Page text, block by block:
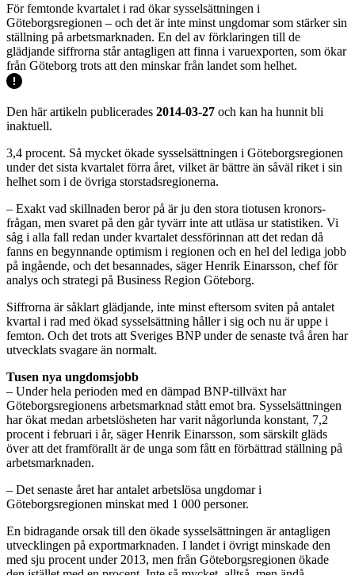
För femtonde kvartalet i rad ökar sysselsättningen i
Göteborgsregionen – och det är inte minst ungdomar som stärker sin
ställning på arbetsmarknaden. En del av förklaringen till de
glädjande siffrorna står antagligen att finna i varuexporten, som ökar
från Göteborg trots att den minskar från landet som helhet.
Den här artikeln publicerades 2014-03-27 och kan ha hunnit bli
inaktuell.
3,4 procent. Så mycket ökade sysselsättningen i Göteborgsregionen
under det sista kvartalet förra året, vilket är bättre än såväl riket i sin
helhet som i de övriga storstadsregionerna.
– Exakt vad skillnaden beror på är ju den stora tiotusen kronors-
frågan, men svaret på den går tyvärr inte att utläsa ur statistiken. Vi
såg i alla fall redan under kvartalet dessförinnan att det redan då
fanns en begynnande optimism i regionen och en hel del lediga jobb
på ingående, och det besannades, säger Henrik Einarsson, chef för
analys och strategi på Business Region Göteborg.
Siffrorna är såklart glädjande, inte minst eftersom sviten på antalet
kvartal i rad med ökad sysselsättning håller i sig och nu är uppe i
femton. Och det trots att Sveriges BNP under de senaste två åren har
utvecklats svagare än normalt.
Tusen nya ungdomsjobb
– Under hela perioden med en dämpad BNP-tillväxt har
Göteborgsregionens arbetsmarknad stått emot bra. Sysselsättningen
har ökat medan arbetslösheten har varit någorlunda konstant, 7,2
procent i februari i år, säger Henrik Einarsson, som särskilt gläds
över att det framförallt är de unga som fått en förbättrad ställning på
arbetsmarknaden.
– Det senaste året har antalet arbetslösa ungdomar i
Göteborgsregionen minskat med 1 000 personer.
En bidragande orsak till den ökade sysselsättningen är antagligen
utvecklingen på exportmarknaden. I landet i övrigt minskade den
med sju procent under 2013, men från Göteborgsregionen ökade